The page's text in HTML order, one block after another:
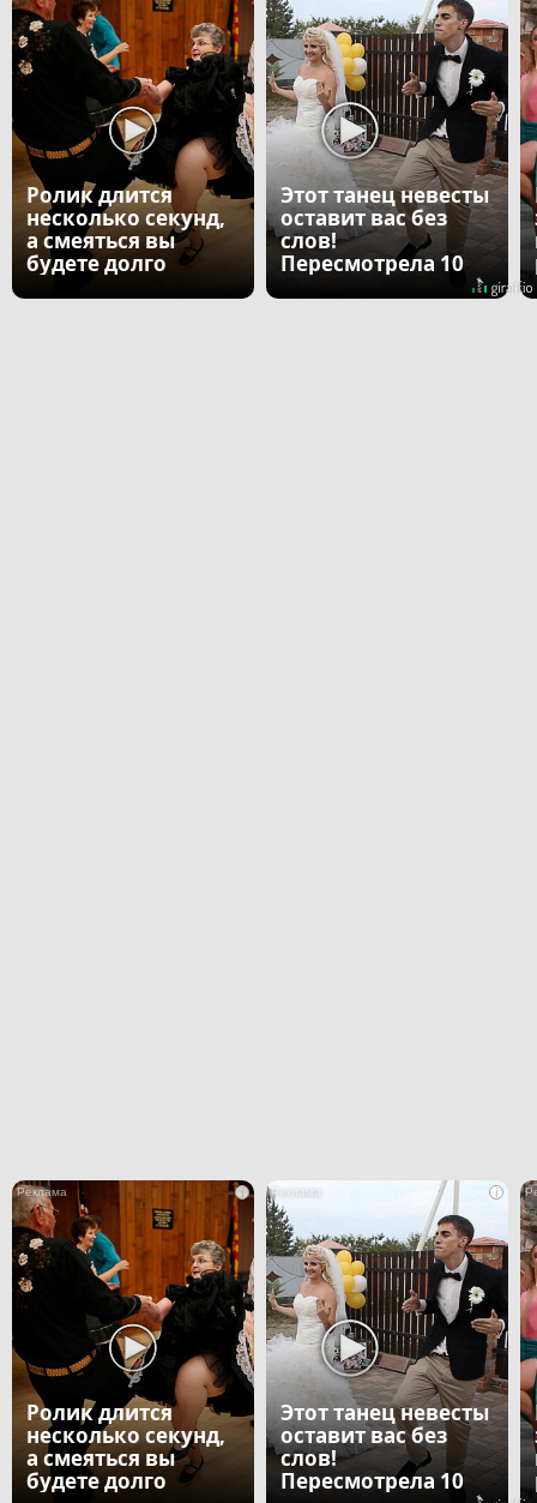
Ролик длится
несколько секунд,
а смеяться вы
будете долго
Этот танец невесты
оставит вас без
слов!
Пересмотрела 10
i
Ролик длится
несколько секунд,
а смеяться вы
будете долго
i
Этот танец невесты
оставит вас без
слов!
Пересмотрела 10